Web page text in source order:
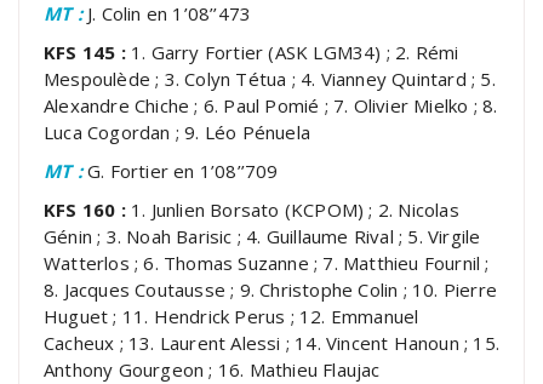
MT :J. Colin en 1’08’’473
KFS 145 :1. Garry Fortier (ASK LGM34) ; 2. Rémi
Mespoulède ; 3. Colyn Tétua ; 4. Vianney Quintard ; 5.
Alexandre Chiche ; 6. Paul Pomié ; 7. Olivier Mielko ; 8.
Luca Cogordan ; 9. Léo Pénuela
MT :G. Fortier en 1’08’’709
KFS 160 :1. Junlien Borsato (KCPOM) ; 2. Nicolas
Génin ; 3. Noah Barisic ; 4. Guillaume Rival ; 5. Virgile
Watterlos ; 6. Thomas Suzanne ; 7. Matthieu Fournil ;
8. Jacques Coutausse ; 9. Christophe Colin ; 10. Pierre
Huguet ; 11. Hendrick Perus ; 12. Emmanuel
Cacheux ; 13. Laurent Alessi ; 14. Vincent Hanoun ; 15.
Anthony Gourgeon ; 16. Mathieu Flaujac